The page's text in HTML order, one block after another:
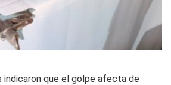
indicaron que el golpe afecta de